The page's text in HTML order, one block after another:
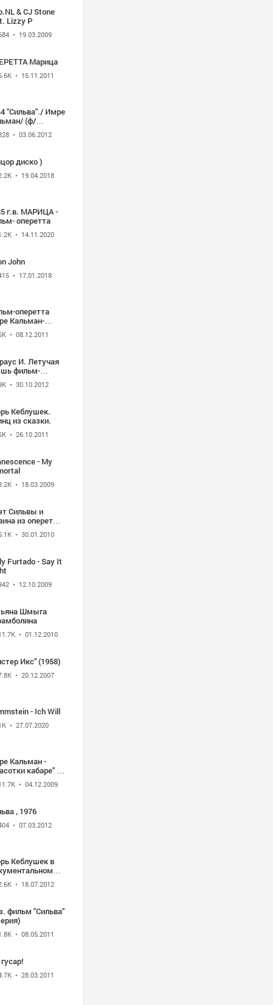
& CJ Stone
Lizzy P
• 19.03.2009
Марица
• 15.11.2011
"Сильва"./ Имре
(ф/
• 03.06.2012
диско )
• 19.04.2018
г.в. МАРИЦА -
оперетта
• 14.11.2020
John
• 17.01.2018
оперетта
Кальман-
(1985)
• 08.12.2011
И. Летучая
- 1979
• 30.10.2012
Кеблушек.
из сказки.
• 26.10.2011
- My
• 18.03.2009
Сильвы и
из опереты
"Помнишь
• 30.01.2010
Furtado - Say It
• 12.10.2009
Шмыга
• 01.12.2010
Икс" (1958)
• 20.12.2007
- Ich Will
• 27.07.2020
Кальман -
кабаре" из
"Сильва".
• 04.12.2009
, 1976
• 07.03.2012
Кеблушек в
"Люди Х"
г. • 18.07.2012
фильм "Сильва"
• 08.05.2011
• 28.03.2011